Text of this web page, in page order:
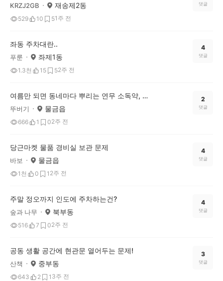
KRZJ2GB 재송제2동
529 10 51주 전
댓글
좌동 주차대란..
푸룬 좌제1동
1.3천 15 52주 전
4
댓글
여름만 되면 동네마다 뿌리는 연무 소독약, 과연 해충만 잡힐까요?
뚜버기 물금읍
666 1 02주 전
2
댓글
당근마켓 물품 경비실 보관 문제
바보 물금읍
1천 0 1 2주 전
4
댓글
주말 정오까지 인도에 주차하는건?
숲과 나무 북부동
516 7 02주 전
4
댓글
공동 생활 공간에 현관문 열어두는 문제!
산책 중부동
643 2 1 3주 전
3
댓글